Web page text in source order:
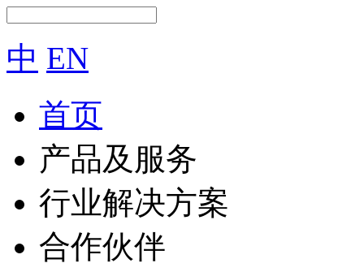
中 EN
首页
产品及服务
行业解决方案
合作伙伴